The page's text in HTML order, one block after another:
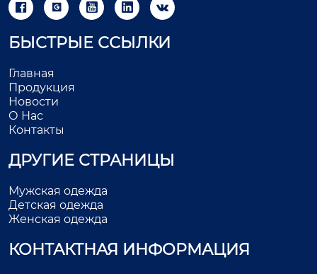
    
БЫСТРЫЕ ССЫЛКИ
Главная
Продукция
Новости
О Нас
Контакты
ДРУГИЕ СТРАНИЦЫ
Мужская одежда
Детская одежда
Женская одежда
КОНТАКТНАЯ ИНФОРМАЦИЯ